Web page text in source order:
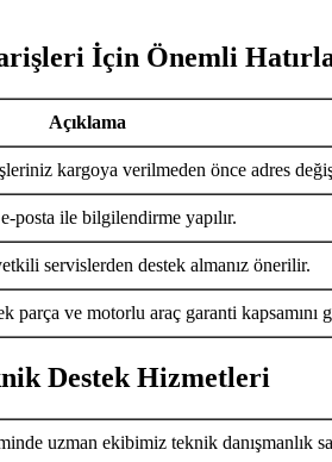
İçin Önemli
Açıklama
kargoya verilmeden önce adres
posta ile bilgilendirme yapılır.
servislerden destek almanız önerilir.
parça ve motorlu araç garanti kapsamını
Destek Hizmetleri
uzman ekibimiz teknik danışmanlık